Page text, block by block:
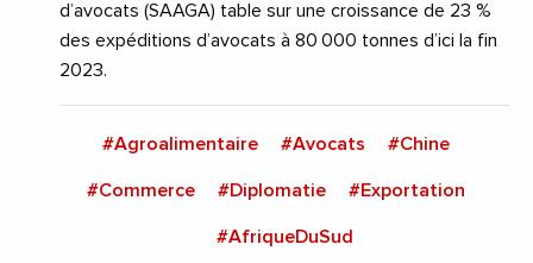
d’avocats (SAAGA) table sur une croissance de 23 %
des expéditions d’avocats à 80 000 tonnes d’ici la fin
2023.
#Agroalimentaire #Avocats #Chine
#Commerce #Diplomatie #Exportation
#AfriqueDuSud